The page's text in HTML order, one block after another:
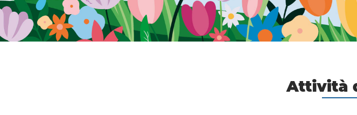
Attività